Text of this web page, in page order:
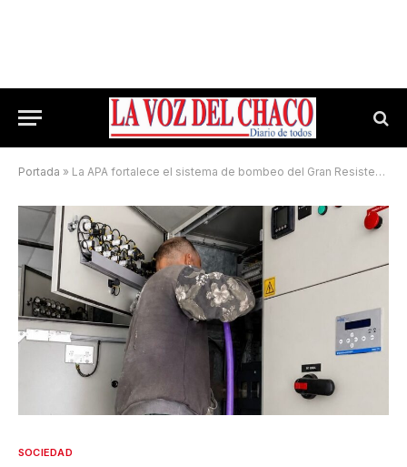
Portada » La APA fortalece el sistema de bombeo del Gran Resistencia ante el pronóstico del fenómeno El Niño
SOCIEDAD